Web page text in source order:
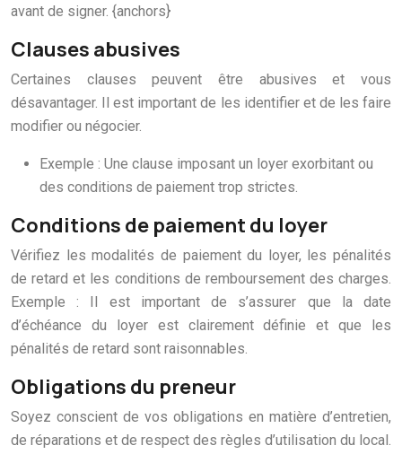
avant de signer. {anchors}
Clauses abusives
Certaines clauses peuvent être abusives et vous
désavantager. Il est important de les identifier et de les faire
modifier ou négocier.
Exemple : Une clause imposant un loyer exorbitant ou
des conditions de paiement trop strictes.
Conditions de paiement du loyer
Vérifiez les modalités de paiement du loyer, les pénalités
de retard et les conditions de remboursement des charges.
Exemple : Il est important de s’assurer que la date
d’échéance du loyer est clairement définie et que les
pénalités de retard sont raisonnables.
Obligations du preneur
Soyez conscient de vos obligations en matière d’entretien,
de réparations et de respect des règles d’utilisation du local.